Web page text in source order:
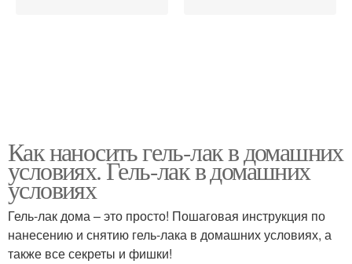
Как наносить гель-лак в домашних
условиях. Гель-лак в домашних
условиях
Гель-лак дома – это просто! Пошаговая инструкция по
нанесению и снятию гель-лака в домашних условиях, а
также все секреты и фишки!